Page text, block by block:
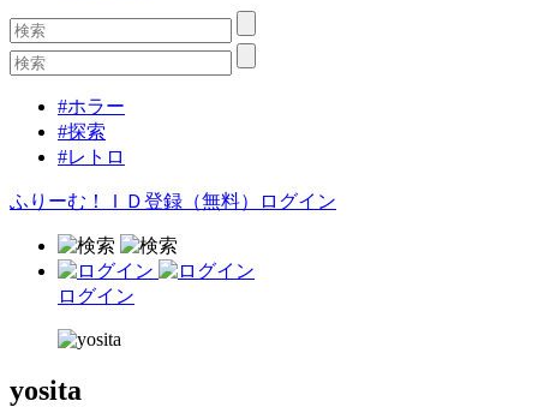
#ホラー
#探索
#レトロ
ふりーむ！ＩＤ登録（無料） ログイン
ログイン
yosita